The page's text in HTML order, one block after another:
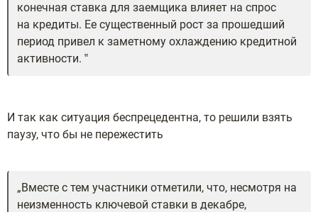
конечная ставка для заемщика влияет на спрос
на кредиты. Ее существенный рост за прошедший
период привел к заметному охлаждению кредитной
активности.
И так как ситуация беспрецедентна, то решили взять
паузу, что бы не пережестить
Вместе с тем участники отметили, что, несмотря на
неизменность ключевой ставки в декабре,